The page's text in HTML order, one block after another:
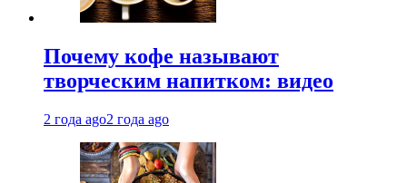
Почему кофе называют
творческим напитком: видео
2 года ago2 года ago